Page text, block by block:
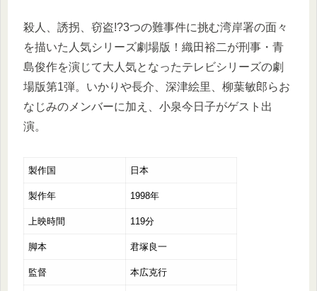
殺人、誘拐、窃盗!?3つの難事件に挑む湾岸署の面々
を描いた人気シリーズ劇場版！織田裕二が刑事・青
島俊作を演じて大人気となったテレビシリーズの劇
場版第1弾。いかりや長介、深津絵里、柳葉敏郎らお
なじみのメンバーに加え、小泉今日子がゲスト出
演。
製作国 日本
製作年 1998年
上映時間 119分
脚本 君塚良一
監督 本広克行